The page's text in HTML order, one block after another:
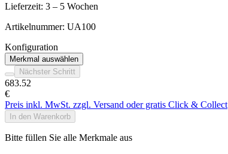
Lieferzeit: 3 – 5 Wochen
Artikelnummer: UA100
Konfiguration
Merkmal auswählen
Nächster Schritt
683.52
€
Preis inkl. MwSt. zzgl. Versand oder gratis Click & Collect
In den Warenkorb
Bitte füllen Sie alle Merkmale aus